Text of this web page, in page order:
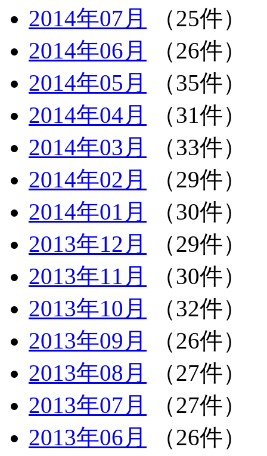
2014年07月
（25件）
2014年06月
（26件）
2014年05月
（35件）
2014年04月
（31件）
2014年03月
（33件）
2014年02月
（29件）
2014年01月
（30件）
2013年12月
（29件）
2013年11月
（30件）
2013年10月
（32件）
2013年09月
（26件）
2013年08月
（27件）
2013年07月
（27件）
2013年06月
（26件）